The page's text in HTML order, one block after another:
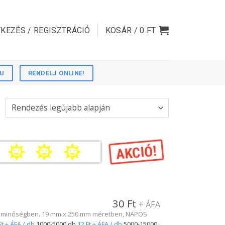
/ REGISZTRÁCIÓ KOSÁR /0 FT
RENDELJ ONLINE!
30 Ft + ÁFA
19 mm x 250 mm méretben, NAPOS